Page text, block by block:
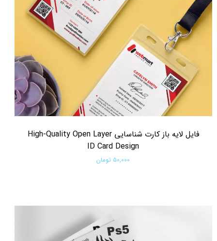
فایل لایه باز کارت شناسایی High-Quality Open Layer
ID Card Design
۵۰,۰۰۰ تومان